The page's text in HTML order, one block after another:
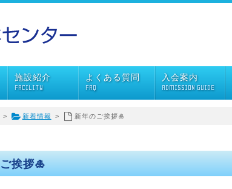
施設紹介
FACILITY
よくある質問
FAQ
入会案内
ADMISSION GUIDE
> 新着情報 > 新年のご挨拶🎍
挨拶🎍